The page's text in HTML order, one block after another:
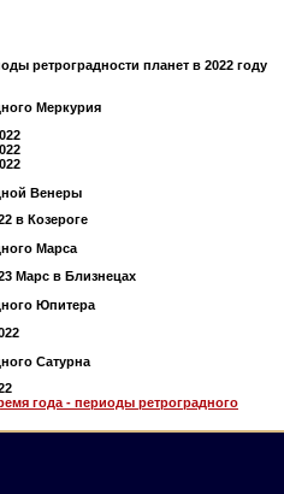
ретроградности планет в 2022 году
Меркурия
Венеры
в Козероге
Марса
Марс в Близнецах
Юпитера
Сатурна
года - периоды ретроградного